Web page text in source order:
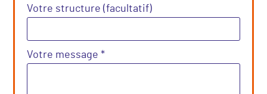
Votre structure (facultatif)
Votre message *